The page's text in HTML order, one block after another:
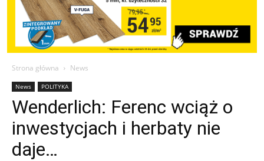
Strona główna News
News POLITYKA
Wenderlich: Ferenc wciąż o
inwestycjach i herbaty nie
daje…